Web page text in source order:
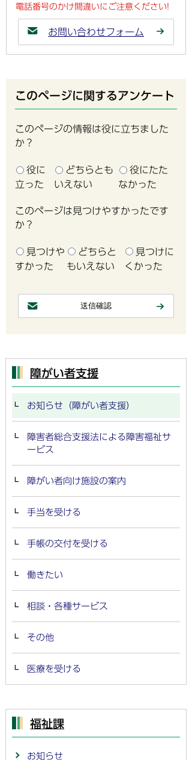
電話番号のかけ間違いにご注意ください!
お問い合わせフォーム
このページに関するアンケート
このページの情報は役に立ちました
か？
役に
立った
どちらとも
いえない
役にたた
なかった
このページは見つけやすかったです
か？
見つけや
すかった
どちらと
もいえない
見つけに
くかった
障がい者支援
お知らせ（障がい者支援）
障害者総合支援法による障害福祉サ
ービス
障がい者向け施設の案内
手当を受ける
手帳の交付を受ける
働きたい
相談・各種サービス
その他
医療を受ける
福祉課
お知らせ